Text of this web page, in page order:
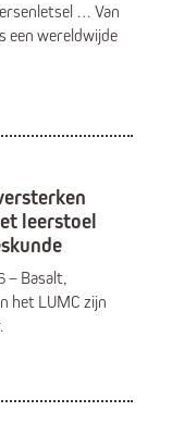
… Van
een wereldwijde
leerstoel
– Basalt,
het LUMC zijn